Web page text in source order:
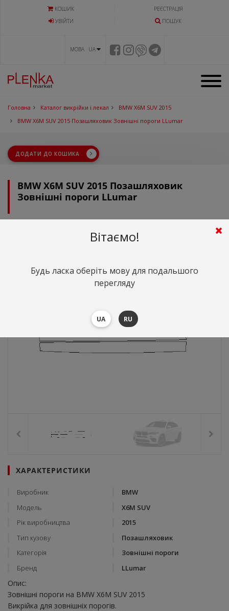
КОШИК
РЕЄСТРАЦІЯ
УВIЙТИ
ПОШУК
МОВА UA
Головна Каталог викрійки і лекал
BMW X6M SUV 2015
BMW X6M SUV 2015 Позашляховик Зовнішні пороги LLumar
ДОДАТИ ДО КОШИКА
BMW X6M SUV 2015 Позашляховик
Зовнішні пороги LLumar
грн. ($93.27)
ХАРАКТЕРИСТИКИ
Виробник
BMW
Модель
X6M SUV
Рік виробництва
2015
Тип кузову
Позашляховик
Категорія
Зовнішні пороги
Бренд
LLumar
Опис:
Зовнішні пороги на BMW X6M SUV 2015
Викрійка для зовнішніх порогів.
Вітаємо!
Будь ласка оберіть мову для подальшого
перегляду
UA RU